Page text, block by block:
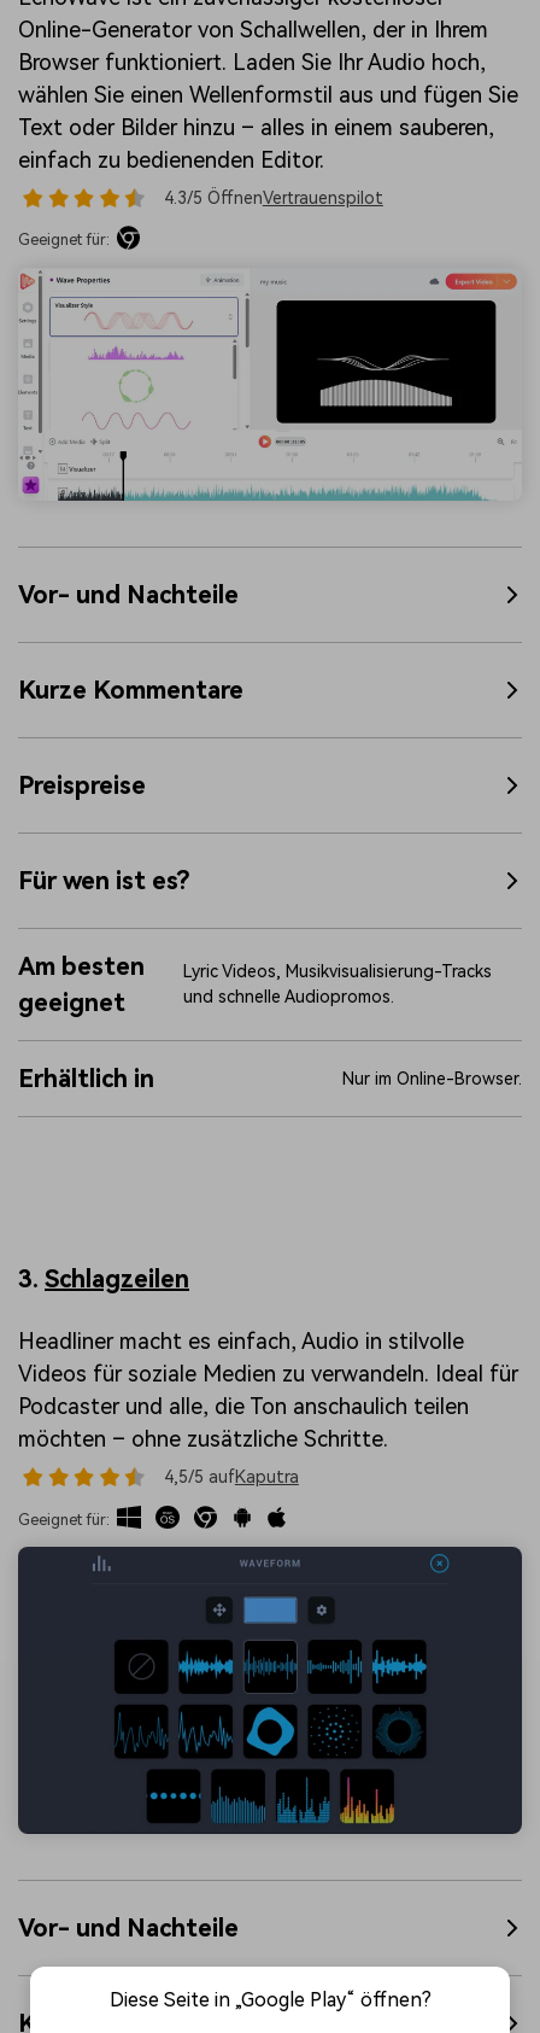
Online-Generator von Schallwellen, der in Ihrem
Browser funktioniert. Laden Sie Ihr Audio hoch,
wählen Sie einen Wellenformstil aus und fügen Sie
Text oder Bilder hinzu – alles in einem sauberen,
einfach zu bedienenden Editor.
4.3/5 ÖffnenVertrauenspilot
Geeignet für:
Vor- und Nachteile
Kurze Kommentare
Preispreise
Für wen ist es?
Am besten
geeignet
Lyric Videos, Musikvisualisierung-Tracks
und schnelle Audiopromos.
Erhältlich in Nur im Online-Browser.
3. Schlagzeilen
Headliner macht es einfach, Audio in stilvolle
Videos für soziale Medien zu verwandeln. Ideal für
Podcaster und alle, die Ton anschaulich teilen
möchten – ohne zusätzliche Schritte.
4,5/5 aufKaputra
Geeignet für:
Vor- und Nachteile
Kurze Kommentare
Diese Seite in „Google Play“ öffnen?